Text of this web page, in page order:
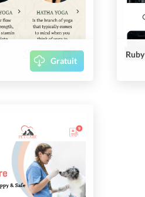
Gratuit
Ruby